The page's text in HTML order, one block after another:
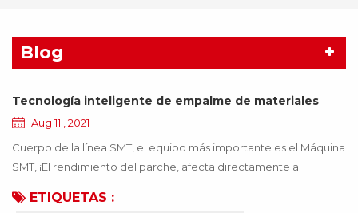
Blog
Tecnología inteligente de empalme de materiales
Aug 11 , 2021
Cuerpo de la línea SMT, el equipo más importante es el Máquina
SMT, ¡El rendimiento del parche, afecta directamente al
material inexacto, provocan que la máquina SMT funcione de
ETIQUETAS :